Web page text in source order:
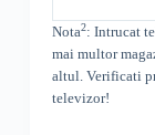
Nota2: Intrucat
mai multor
altul. Verificati
televizor!